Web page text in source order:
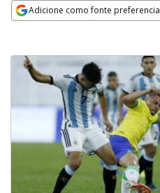
Adicione como fonte